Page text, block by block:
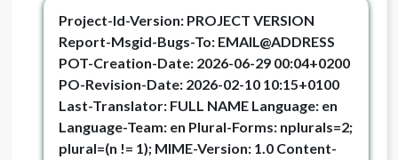
Project-Id-Version: PROJECT VERSION
Report-Msgid-Bugs-To: EMAIL@ADDRESS
POT-Creation-Date: 2026-06-29 00:04+0200
PO-Revision-Date: 2026-02-10 10:15+0100
Last-Translator: FULL NAME Language: en
Language-Team: en Plural-Forms: nplurals=2;
plural=(n != 1); MIME-Version: 1.0 Content-